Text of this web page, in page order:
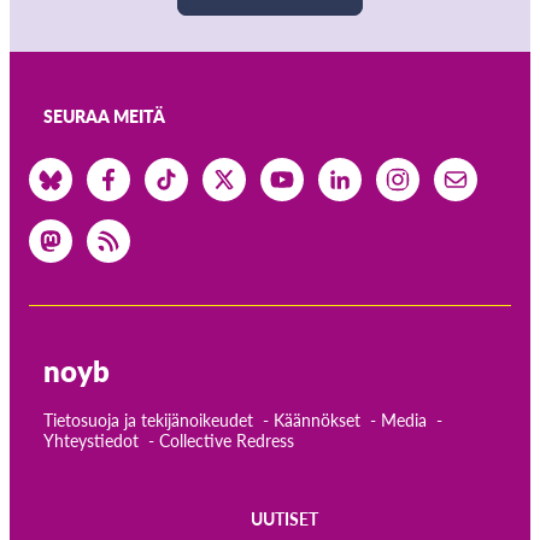
SEURAA MEITÄ
noyb
Tietosuoja ja tekijänoikeudet Käännökset
Media
Yhteystiedot
Collective Redress
UUTISET